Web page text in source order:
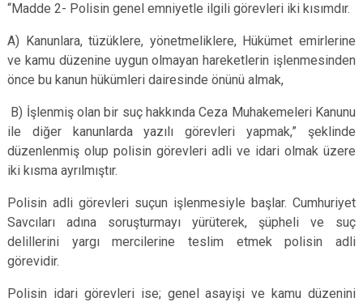
“Madde 2- Polisin genel emniyetle ilgili görevleri iki kısımdır.
A) Kanunlara, tüzüklere, yönetmeliklere, Hükümet emirlerine
ve kamu düzenine uygun olmayan hareketlerin işlenmesinden
önce bu kanun hükümleri dairesinde önünü almak,
B) İşlenmiş olan bir suç hakkında Ceza Muhakemeleri Kanunu
ile diğer kanunlarda yazılı görevleri yapmak,” şeklinde
düzenlenmiş olup polisin görevleri adli ve idari olmak üzere
iki kısma ayrılmıştır.
Polisin adli görevleri suçun işlenmesiyle başlar. Cumhuriyet
Savcıları adına soruşturmayı yürüterek, şüpheli ve suç
delillerini yargı mercilerine teslim etmek polisin adli
görevidir.
Polisin idari görevleri ise; genel asayişi ve kamu düzenini